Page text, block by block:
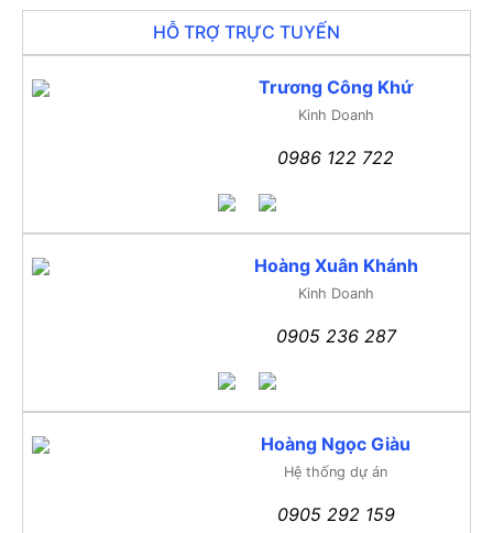
HỖ TRỢ TRỰC TUYẾN
Trương Công Khứ
Kinh Doanh
0986 122 722
Hoàng Xuân Khánh
Kinh Doanh
0905 236 287
Hoàng Ngọc Giàu
Hệ thống dự án
0905 292 159